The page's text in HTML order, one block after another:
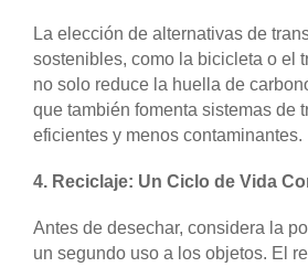
La elección de alternativas de
sostenibles, como la bicicleta o el
no solo reduce la huella de
que también fomenta sistemas de
eficientes y menos contaminantes.
4. Reciclaje: Un Ciclo de Vida
Antes de desechar, considera la
un segundo uso a los objetos. El